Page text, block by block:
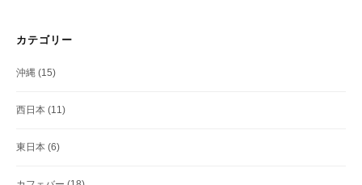
カテゴリー
沖縄 (15)
西日本 (11)
東日本 (6)